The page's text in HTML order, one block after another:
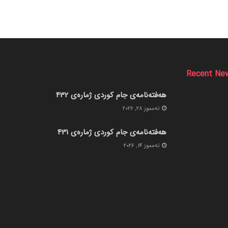
Recent
هەفتەنامەی جام کوردی ژمارەی 432
ته‌مموز 28, 2026
هەفتەنامەی جام کوردی ژمارەی 431
ته‌مموز 14, 2026